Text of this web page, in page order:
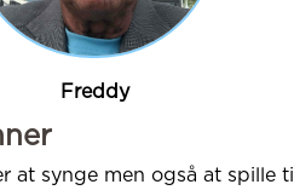
Freddy
at synge men også at spille